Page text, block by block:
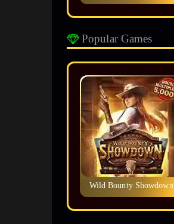
Popular Games
Wild Bounty Showdown